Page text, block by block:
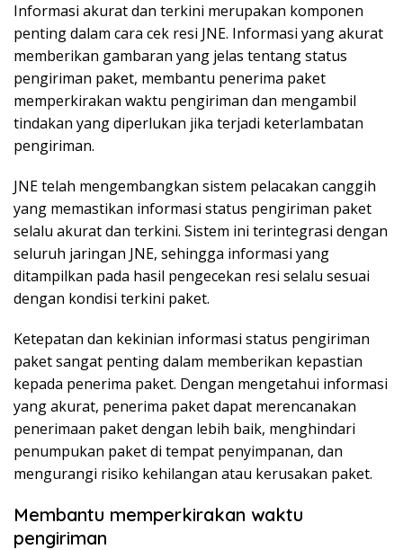
Informasi akurat dan terkini merupakan komponen
penting dalam cara cek resi JNE. Informasi yang akurat
memberikan gambaran yang jelas tentang status
pengiriman paket, membantu penerima paket
memperkirakan waktu pengiriman dan mengambil
tindakan yang diperlukan jika terjadi keterlambatan
pengiriman.
JNE telah mengembangkan sistem pelacakan canggih
yang memastikan informasi status pengiriman paket
selalu akurat dan terkini. Sistem ini terintegrasi dengan
seluruh jaringan JNE, sehingga informasi yang
ditampilkan pada hasil pengecekan resi selalu sesuai
dengan kondisi terkini paket.
Ketepatan dan kekinian informasi status pengiriman
paket sangat penting dalam memberikan kepastian
kepada penerima paket. Dengan mengetahui informasi
yang akurat, penerima paket dapat merencanakan
penerimaan paket dengan lebih baik, menghindari
penumpukan paket di tempat penyimpanan, dan
mengurangi risiko kehilangan atau kerusakan paket.
Membantu memperkirakan waktu
pengiriman